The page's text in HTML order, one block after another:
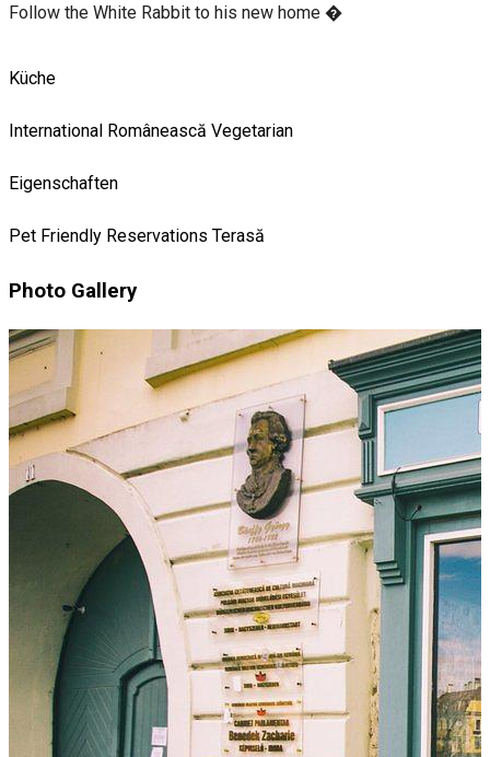
Follow the White Rabbit to his new home �
Küche
International Românească Vegetarian
Eigenschaften
Pet Friendly Reservations Terasă
Photo Gallery